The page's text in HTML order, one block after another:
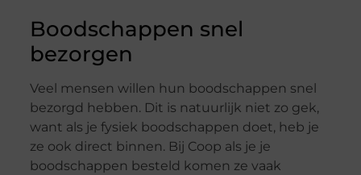
Boodschappen snel
bezorgen
Veel mensen willen hun boodschappen snel
bezorgd hebben. Dit is natuurlijk niet zo gek,
want als je fysiek boodschappen doet, heb je
ze ook direct binnen. Bij Coop als je je
boodschappen besteld komen ze vaak